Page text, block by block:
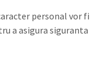
personal vor
a asigura